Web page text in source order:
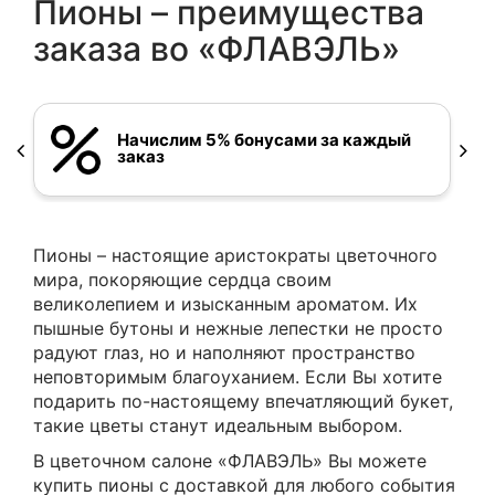
Пионы – преимущества
заказа во «ФЛАВЭЛЬ»
Начислим 5% бонусами за каждый
заказ
Пионы – настоящие аристократы цветочного
мира, покоряющие сердца своим
великолепием и изысканным ароматом. Их
пышные бутоны и нежные лепестки не просто
радуют глаз, но и наполняют пространство
неповторимым благоуханием. Если Вы хотите
подарить по-настоящему впечатляющий букет,
такие цветы станут идеальным выбором.
В цветочном салоне «ФЛАВЭЛЬ» Вы можете
купить пионы с доставкой для любого события